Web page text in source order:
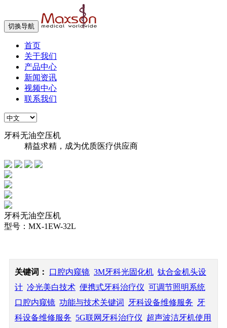
切换导航
首页
关于我们
产品中心
新闻资讯
视频中心
联系我们
牙科无油空压机
精益求精，成为优质医疗供应商
牙科无油空压机
型号：MX-1EW-32L
关键词： 口腔内窥镜 3M牙科光固化机 钛合金机头设
计 冷光美白技术 便携式牙科治疗仪 可调节照明系统
口腔内窥镜 功能与技术关键词 牙科设备维修服务
牙
科设备维修服务 5G联网牙科治疗仪 超声波洁牙机使用